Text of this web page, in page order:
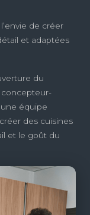
de créer
et adaptées
du
concepteur-
une équipe
des cuisines
et le goût du